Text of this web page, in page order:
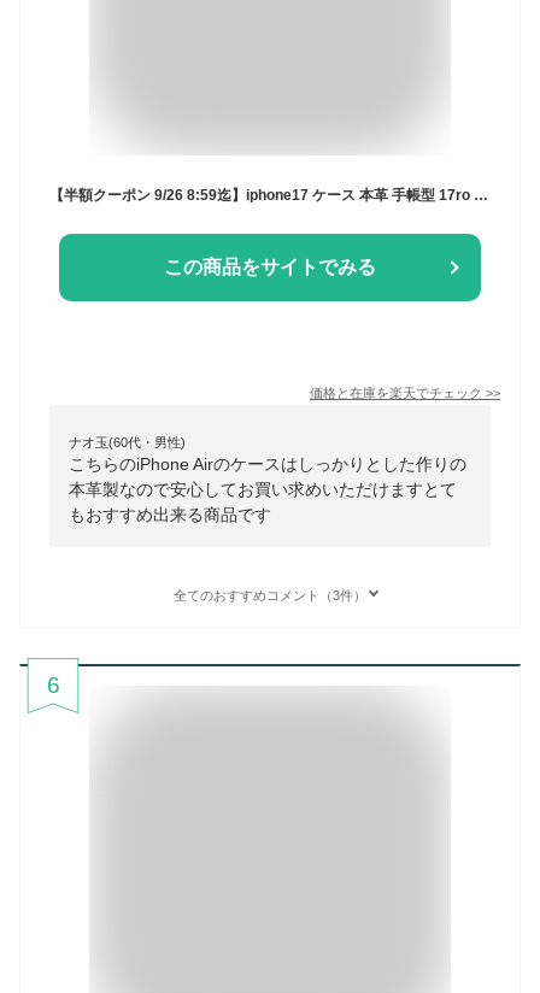
【半額クーポン 9/26 8:59迄】iphone17 ケース 本革 手帳型 17ro Air iPhone16 ケース 16e 16pro 16Plus 16Promax iPhone15 ケース 15pro iPhone SE 第3世代 第2世代 14 13 12 手帳型ケース 手帳 アイフォン スマホケース iPhoneケース Pixel8a 7 Xperia 10VI 1VI
この商品をサイトでみる
価格と在庫を楽天でチェック >>
ナオ玉(60代・男性)
こちらのiPhone Airのケースはしっかりとした作りの
本革製なので安心してお買い求めいただけますとて
もおすすめ出来る商品です
全てのおすすめコメント（3件）
6